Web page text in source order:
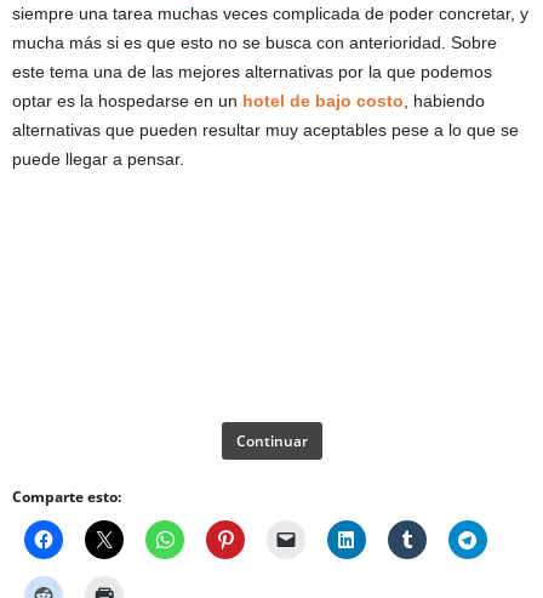
siempre una tarea muchas veces complicada de poder concretar, y
mucha más si es que esto no se busca con anterioridad. Sobre
este tema una de las mejores alternativas por la que podemos
optar es la hospedarse en un hotel de bajo costo , habiendo
alternativas que pueden resultar muy aceptables pese a lo que se
puede llegar a pensar.
Continuar
Comparte esto: